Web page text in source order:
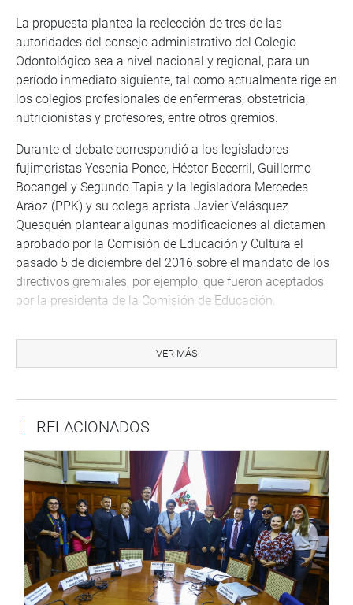
La propuesta plantea la reelección de tres de las
autoridades del consejo administrativo del Colegio
Odontológico sea a nivel nacional y regional, para un
período inmediato siguiente, tal como actualmente rige en
los colegios profesionales de enfermeras, obstetricia,
nutricionistas y profesores, entre otros gremios.
Durante el debate correspondió a los legisladores
fujimoristas Yesenia Ponce, Héctor Becerril, Guillermo
Bocangel y Segundo Tapia y la legisladora Mercedes
Aráoz (PPK) y su colega aprista Javier Velásquez
Quesquén plantear algunas modificaciones al dictamen
aprobado por la Comisión de Educación y Cultura el
pasado 5 de diciembre del 2016 sobre el mandato de los
directivos gremiales, por ejemplo, que fueron aceptados
por la presidenta de la Comisión de Educación.
96 a favor, ninguno en contra y cinco abstenciones. La
segunda votación se producirá transcurridos siete días
El pleno también sancionó la propuesta de la Comisión
de Cultura para declarar de interés nacional la
investigación, conservación y puesta en valor del arte en
roca ubicado en el Parque Nacional de Cutervo, del
Santuario Nacional Tabaconas Namballe, del Santuario
Nacional Cordillera de Colán, del Refugio de Vida Silvestre
Bosques Nublados de Udima, de la Reserva Comunal
Chayu Nain, de los Bosques de Protección de
Pagaibamba y de los Bosques de Protección de Alto
Mayo, ubicados en los departamentos de Cajamarca,
VER MÁS
RELACIONADOS